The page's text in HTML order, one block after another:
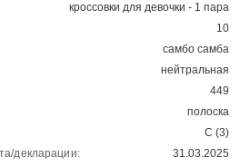
кроссовки для девочки - 1 пара
10
самбо самба
нейтральная
449
полоска
С (3)
декларации:
31.03.2025